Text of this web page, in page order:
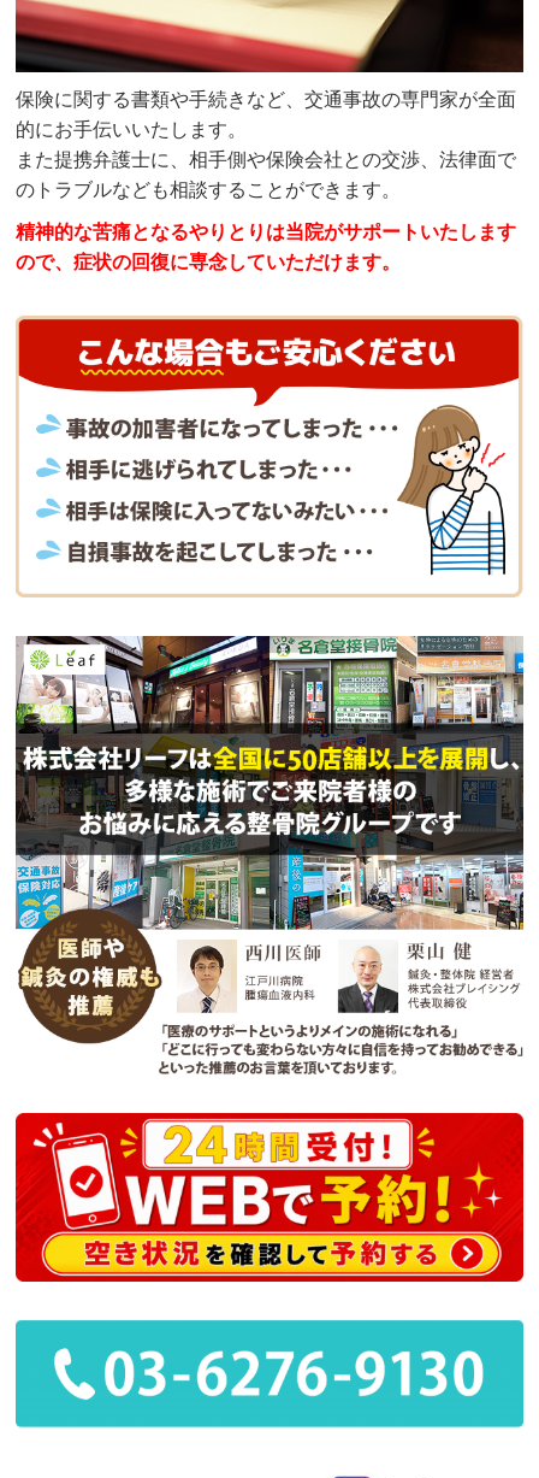
保険に関する書類や手続きなど、交通事故の専門家が全面
的にお手伝いいたします。
また提携弁護士に、相手側や保険会社との交渉、法律面で
のトラブルなども相談することができます。
精神的な苦痛となるやりとりは当院がサポートいたします
ので、症状の回復に専念していただけます。